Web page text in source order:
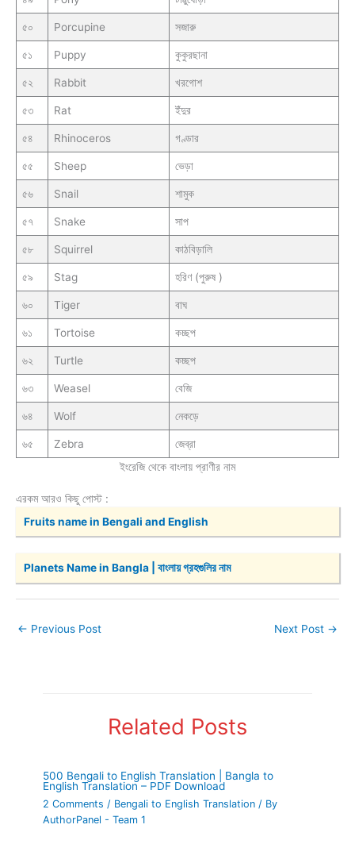
৫০ Porcupine সজারু
৫১ Puppy কুকুরছানা
৫২ Rabbit খরগোশ
৫৩ Rat ইঁদুর
৫৪ Rhinoceros গণ্ডার
৫৫ Sheep ভেড়া
৫৬ Snail শামুক
৫৭ Snake সাপ
৫৮ Squirrel কাঠবিড়ালি
৫৯ Stag হরিণ (পুরুষ )
৬০ Tiger বাঘ
৬১ Tortoise কচ্ছপ
৬২ Turtle কচ্ছপ
৬৩ Weasel বেজি
৬৪ Wolf নেকড়ে
৬৫ Zebra
জেব্রা
ইংরেজি থেকে বাংলায় প্রাণীর নাম
এরকম আরও কিছু পোস্ট :
Fruits name in Bengali and English
Planets Name in Bangla | বাংলায় গ্রহগুলির নাম
← Previous Post Next Post →
Related Posts
500 Bengali to English Translation | Bangla to
English Translation – PDF Download
2 Comments / Bengali to English Translation / By
AuthorPanel - Team 1